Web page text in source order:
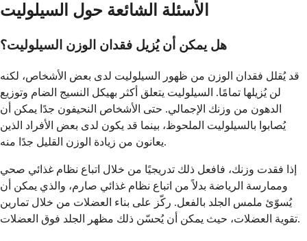
الأسئلة الشائعة حول السيلوليت
هل يمكن أن يُزيل فقدان الوزن السيلوليت؟
قد يُقلل فقدان الوزن من ظهور السيلوليت لدى بعض الأشخاص، لكنه
لن يُزيلها تمامًا. السيلوليت يتعلق أكثر بهيكل النسيج الضام وتوزيع
الدهون من وزنك الإجمالي. حتى الأشخاص النحيفون جدًا يمكن أن
يُصابوا بالسيلوليت الملحوظ، بينما قد يكون لدى بعض الأفراد الذين
يعانون من زيادة الوزن القليل جدًا منه.
إذا فقدت وزنك، فافعل ذلك تدريجيًا من خلال اتباع نظام غذائي صحي
وممارسة الرياضة بدلاً من اتباع نظام غذائي صارم، والذي يمكن أن
يُسوّئ ملمس الجلد بالفعل. ركّز على بناء العضلات من خلال تمارين
تقوية العضلات، حيث يمكن أن يُحسّن ذلك مظهر الجلد فوق العضلات.